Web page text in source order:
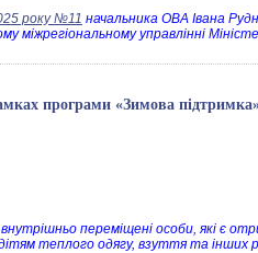
року №11 начальника ОВА Івана
міжрегіональному управлінні
програми «Зимова
переміщені особи, які є
теплого одягу, взуття та інших